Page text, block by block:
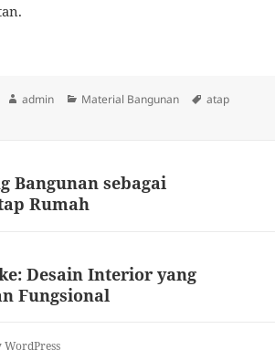
Author
admin Categories
Material Bangunan Tags
atap
Bangunan sebagai
Rumah
Desain Interior yang
Fungsional